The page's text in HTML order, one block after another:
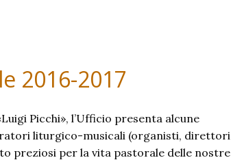
2016-2017
Picchi», l’Ufficio presenta alcune
liturgico-musicali (organisti, direttori
preziosi per la vita pastorale delle nostre